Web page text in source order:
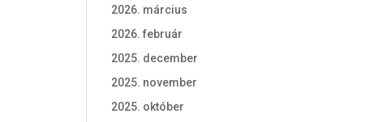
2026. március
2026. február
2025. december
2025. november
2025. október